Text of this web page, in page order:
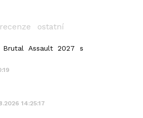
recenze ostatní
Brutal Assault 2027 s
14:25:17